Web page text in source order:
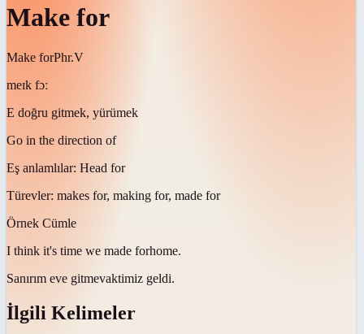
Make for
Make forPhr.V
meɪk fɔː
E doğru gitmek, yürümek
Go in the direction of
Eş anlamlılar: Head for
Türevler: makes for, making for, made for
Örnek Cümle
I think it's time we made forhome.
Sanırım eve gitmevaktimiz geldi.
İlgili Kelimeler